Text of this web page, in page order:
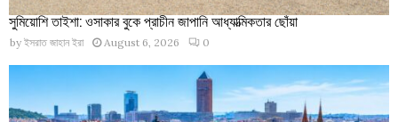
সুমিয়োশি তাইশা: ওসাকার বুকে প্রাচীন জাপানি আধ্যাত্মিকতার ছোঁয়া
by ইসরাত জাহান ইরা August 6, 2026 0